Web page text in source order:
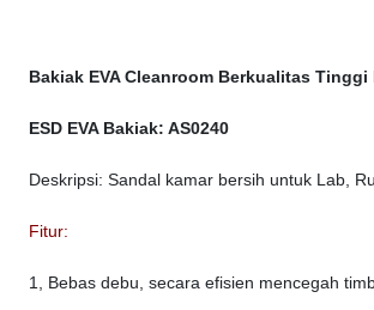
Bakiak EVA Cleanroom Berkualitas
ESD EVA Bakiak: AS0240
Deskripsi: Sandal kamar bersih untuk Lab,
Fitur:
1, Bebas debu, secara efisien mencegah